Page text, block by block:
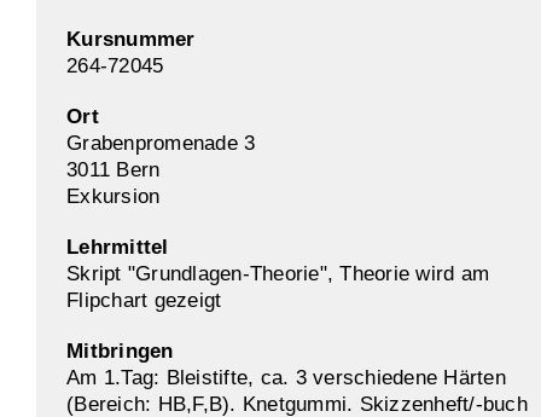
Kursnummer
264-72045
Ort
Grabenpromenade 3
3011 Bern
Exkursion
Lehrmittel
Skript "Grundlagen-Theorie", Theorie wird am
Flipchart gezeigt
Mitbringen
Am 1.Tag: Bleistifte, ca. 3 verschiedene Härten
(Bereich: HB,F,B). Knetgummi. Skizzenheft/-buch